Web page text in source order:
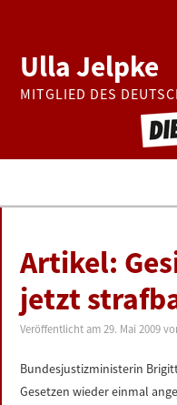
Ulla Jelpke
MITGLIED DES
BUNDESTAG
PRESSE
ZUR PERSON
Artikel:
jetzt
Veröffentlicht am29. Mai 2009
Bundesjustizministerin
Gesetzen wieder einmal